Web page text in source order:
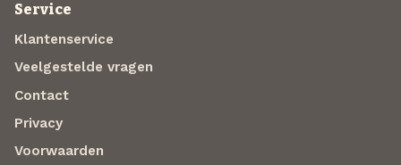
Service
Klantenservice
Veelgestelde vragen
Contact
Privacy
Voorwaarden